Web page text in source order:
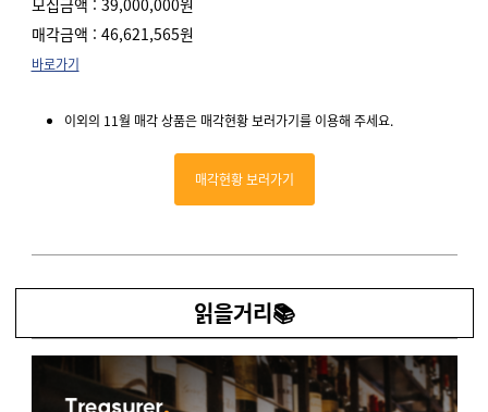
모집금액 : 39,000,000원
매각금액 : 46,621,565원
바로가기
이외의 11월 매각 상품은 매각현황 보러가기를 이용해 주세요.
매각현황 보러가기
읽을거리📚